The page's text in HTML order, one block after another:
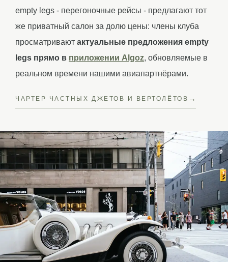
empty legs - перегоночные рейсы - предлагают тот
же приватный салон за долю цены: члены клуба
просматривают актуальные предложения empty
legs прямо в приложении Algoz, обновляемые в
реальном времени нашими авиапартнёрами.
ЧАРТЕР ЧАСТНЫХ ДЖЕТОВ И ВЕРТОЛЁТОВ